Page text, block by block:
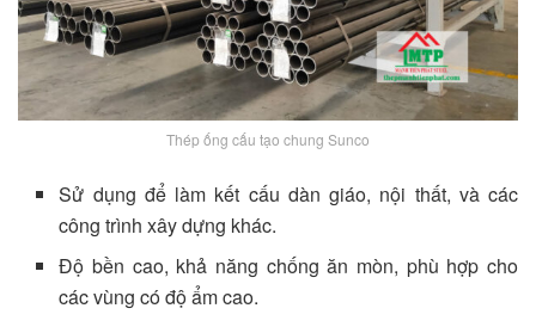
Thép ống cấu tạo chung Sunco
Sử dụng để làm kết cấu dàn giáo, nội thất, và các
công trình xây dựng khác.
Độ bền cao, khả năng chống ăn mòn, phù hợp cho
các vùng có độ ẩm cao.